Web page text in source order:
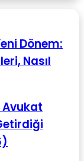
Dönem:
Nasıl
Avukat